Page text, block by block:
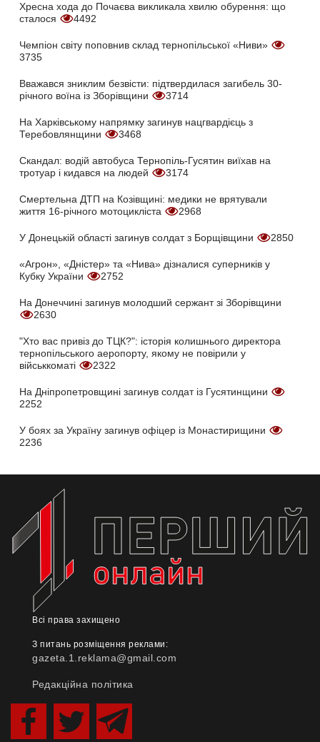
Хресна хода до Почаєва викликала хвилю обурення: що
сталося
4492
Чемпіон світу поповнив склад тернопільської «Ниви»
3735
Вважався зниклим безвісти: підтвердилася загибель 30-
річного воїна із Зборівщини
3714
На Харківському напрямку загинув нацгвардієць з
Теребовлянщини
3468
Скандал: водій автобуса Тернопіль-Гусятин виїхав на
тротуар і кидався на людей
3174
Смертельна ДТП на Козівщині: медики не врятували
життя 16-річного мотоцикліста
2968
У Донецькій області загинув солдат з Борщівщини 2850
«Агрон», «Дністер» та «Нива» дізналися суперників у
Кубку України
2752
На Донеччині загинув молодший сержант зі Зборівщини
2630
"Хто вас привіз до ТЦК?": історія колишнього директора
тернопільського аеропорту, якому не повірили у
військкоматі
2322
На Дніпропетровщині загинув солдат із Гусятинщини
2252
У боях за Україну загинув офіцер із Монастирищини
2236
Всі права захищено
З питань розміщення реклами:
gazeta.1.reklama@gmail.com
Редакційна політика